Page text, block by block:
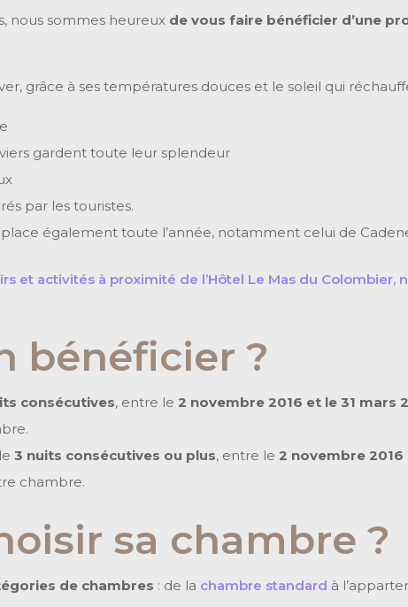
nous sommes heureux de vous faire bénéficier d’une
grâce à ses températures douces et le soleil qui
gardent toute leur splendeur
par les touristes.
également toute l’année, notamment celui de
et activités à proximité de l’Hôtel Le Mas du
bénéficier ?
consécutives, entre le2 novembre 2016 et le 31 mars
3 nuits consécutives ou plus, entre le2 novembre 2016
chambre.
sa chambre ?
de chambres : de la chambre standard à